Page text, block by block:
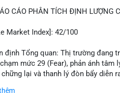
ưu thế, phù hợp với chiến lược
CÁO PHÂN TÍCH ĐỊNH LƯỢNG
Market Index]: 42/100
định Tổng quan: Thị trường đang
mức 29 (Fear), phản ánh
chững lại và thanh lý đòn bẩy diễn